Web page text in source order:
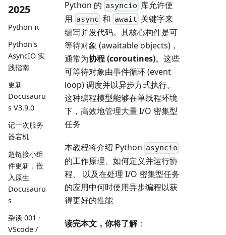
2025
Python π
Python's
AsyncIO 实
践指南
更新
Docusauru
s V3.9.0
记一次服务
器宕机
超链接小组
件更新，嵌
入原生
Docusauru
s
杂谈 001 ·
VScode /
Python 的 asyncio 库允许使
用 async 和 await 关键字来
编写并发代码。其核心构件是可
等待对象 (awaitable objects)，
通常为协程 (coroutines)。这些
可等待对象由事件循环 (event
loop) 调度并以异步方式执行。
这种编程模型能够在单线程环境
下，高效地管理大量 I/O 密集型
任务
本教程将介绍 Python asyncio
的工作原理、如何定义并运行协
程、 以及在处理 I/O 密集型任务
的应用中何时使用异步编程以获
得更好的性能
读完本文，你将了解：